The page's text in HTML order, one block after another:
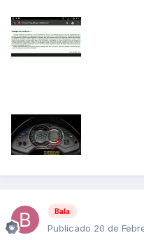
Bala
Publicado 20 de